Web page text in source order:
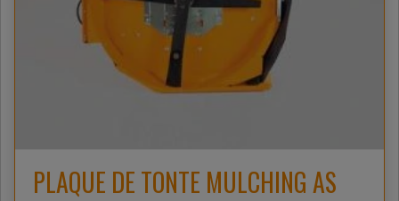
PLAQUE DE TONTE MULCHING AS